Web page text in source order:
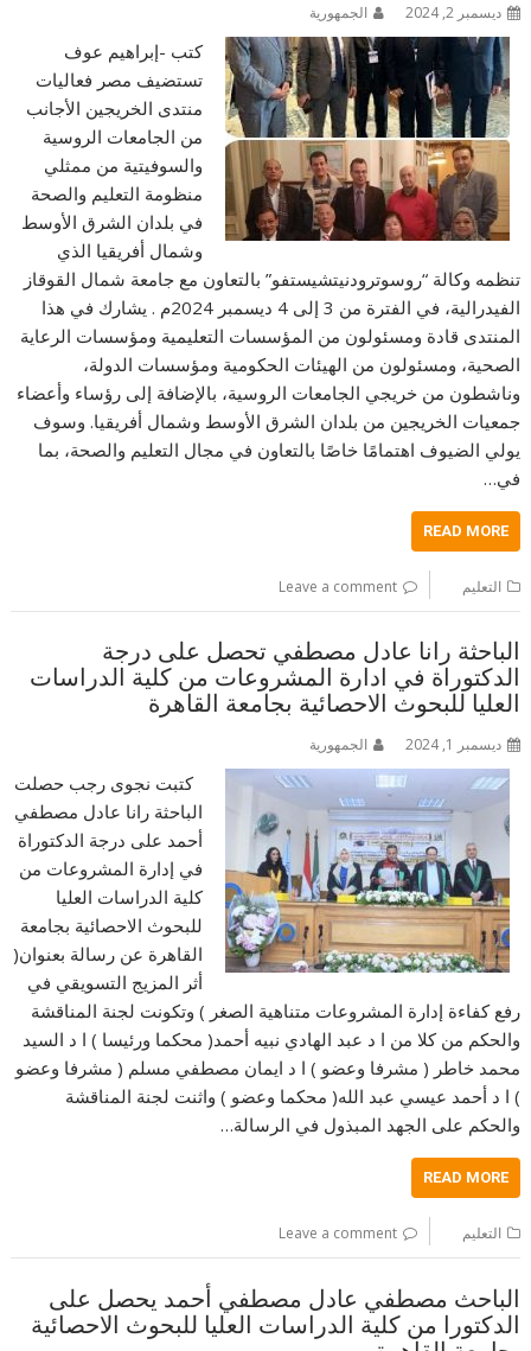
ديسمبر 2, 2024 الجمهورية
كتب -إبراهيم عوف
تستضيف مصر فعاليات
منتدى الخريجين الأجانب
من الجامعات الروسية
والسوفيتية من ممثلي
منظومة التعليم والصحة
في بلدان الشرق الأوسط
وشمال أفريقيا الذي
تنظمه وكالة “روسوترودنيتشيستفو” بالتعاون مع جامعة شمال القوقاز
الفيدرالية، في الفترة من 3 إلى 4 ديسمبر 2024م . يشارك في هذا
المنتدى قادة ومسئولون من المؤسسات التعليمية ومؤسسات الرعاية
الصحية، ومسئولون من الهيئات الحكومية ومؤسسات الدولة،
وناشطون من خريجي الجامعات الروسية، بالإضافة إلى رؤساء وأعضاء
جمعيات الخريجين من بلدان الشرق الأوسط وشمال أفريقيا. وسوف
يولي الضيوف اهتمامًا خاصًا بالتعاون في مجال التعليم والصحة، بما
في…
READ MORE
التعليم Leave a comment
الباحثة رانا عادل مصطفي تحصل على درجة
الدكتوراة في ادارة المشروعات من كلية الدراسات
العليا للبحوث الاحصائية بجامعة القاهرة
ديسمبر 1, 2024 الجمهورية
كتبت نجوى رجب حصلت
الباحثة رانا عادل مصطفي
أحمد على درجة الدكتوراة
في إدارة المشروعات من
كلية الدراسات العليا
للبحوث الاحصائية بجامعة
القاهرة عن رسالة بعنوان(
أثر المزيج التسويقي في
رفع كفاءة إدارة المشروعات متناهية الصغر ) وتكونت لجنة المناقشة
والحكم من كلا من ا د عبد الهادي نبيه أحمد( محكما ورئيسا ) ا د السيد
محمد خاطر ( مشرفا وعضو ) ا د ايمان مصطفي مسلم ( مشرفا وعضو
) ا د أحمد عيسي عبد الله( محكما وعضو ) واثنت لجنة المناقشة
والحكم على الجهد المبذول في الرسالة…
READ MORE
التعليم Leave a comment
الباحث مصطفي عادل مصطفي أحمد يحصل على
الدكتورا من كلية الدراسات العليا للبحوث الاحصائية